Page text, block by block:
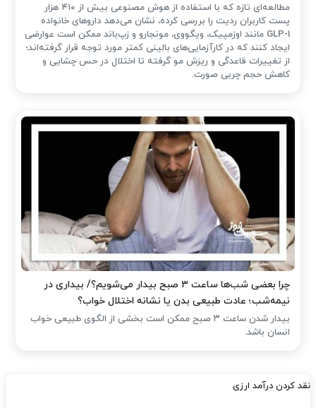
مطالعه‌ای تازه که با استفاده از هوش مصنوعی بیش از ۴۱۰ هزار
پست کاربران ردیت را بررسی کرده، نشان می‌دهد داروهای خانواده
GLP-1 مانند اوزمپیک، ویگووی، مونجارو و زپ‌باند ممکن است عوارضی
ایجاد کنند که در کارآزمایی‌های بالینی کمتر مورد توجه قرار گرفته‌اند؛
از تغییرات قاعدگی و ریزش مو گرفته تا اختلال در حس چشایی و
کاهش حجم چربی صورت.
چرا بعضی شب‌ها ساعت ۳ صبح بیدار می‌شویم؟/ بیداری در
نیمه‌شب؛ عادت طبیعی بدن یا نشانه اختلال خواب؟
بیدار شدن ساعت ۳ صبح ممکن است بخشی از الگوی طبیعی خواب
انسان باشد.
نقد کردن درآمد ارزی